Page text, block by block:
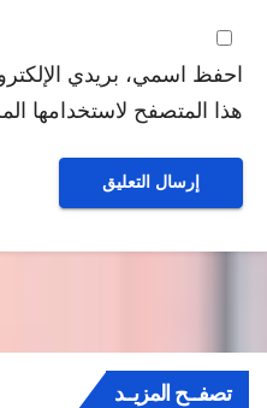
احفظ اسمي، بريدي
هذا المتصفح لاستخدامها
تصفــح المزيــد